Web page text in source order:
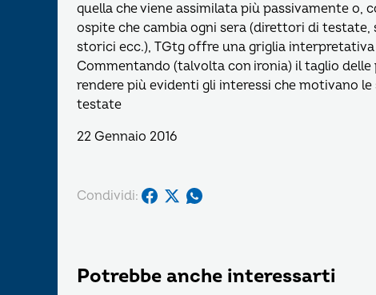
quella che viene assimilata più passivamente o,
ospite che cambia ogni sera (direttori di
storici ecc.), TGtg offre una griglia
Commentando (talvolta con ironia) il taglio
rendere più evidenti gli interessi che motivano
testate
22 Gennaio 2016
Condividi:
Potrebbe anche interessarti